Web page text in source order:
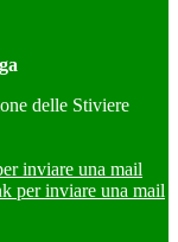
delle Stiviere
inviare una mail
per inviare una mail